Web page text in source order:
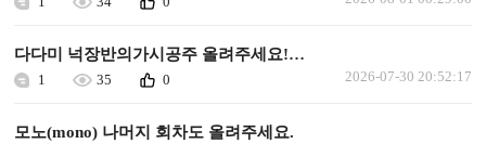
다다미 넉장반의가시공주 올려주세요!ㅜㅜㅜ
1 35 0 2026-07-30 20:52:17
모노(mono) 나머지 회차도 올려주세요.